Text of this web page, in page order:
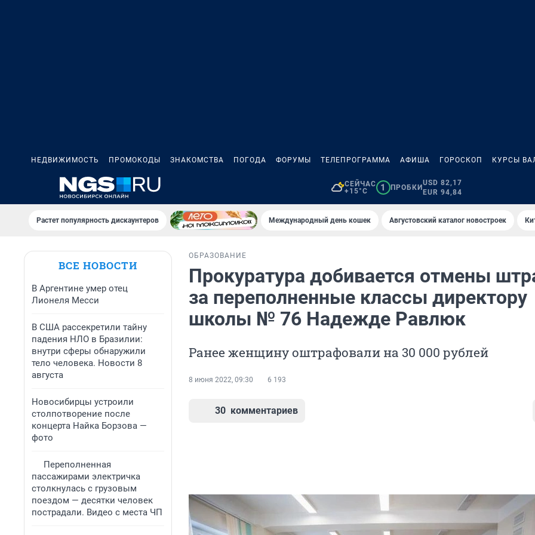
НЕДВИЖИМОСТЬ ПРОМОКОДЫ ЗНАКОМСТВА ПОГОДА ФОРУМЫ ТЕЛЕПРОГРАММА АФИША ГОРОСКОП КУРСЫ
СЕЙЧАС
+15°C
1 ПРОБКИ
USD 82,17
EUR 94,84
Растет популярность дискаунтеров Международный день кошек Августовский каталог новостроек
ВСЕ НОВОСТИ
В Аргентине умер отец
Лионеля Месси
В США рассекретили тайну
падения НЛО в Бразилии:
внутри сферы обнаружили
тело человека. Новости 8
августа
Новосибирцы устроили
столпотворение после
концерта Найка Борзова —
фото
Переполненная
пассажирами электричка
столкнулась с грузовым
поездом — десятки человек
пострадали. Видео с места ЧП
ОБРАЗОВАНИЕ
Прокуратура добивается отмены
за переполненные классы директору
школы № 76 Надежде Равлюк
Ранее женщину оштрафовали на 30 000 рублей
8 июня 2022, 09:30 6 193
30 комментариев